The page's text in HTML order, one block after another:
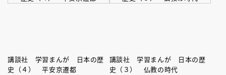
講談社 学習まんが 日本の歴
史（４） 平安京遷都
講談社 学習まんが 日本の歴
史（３） 仏教の時代